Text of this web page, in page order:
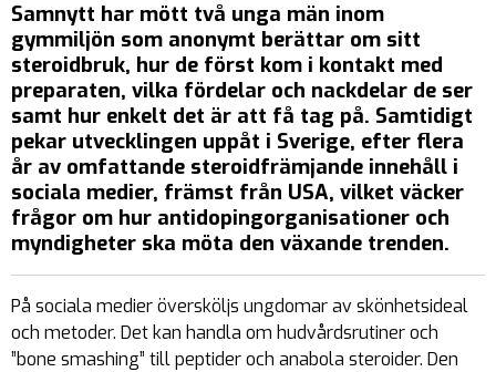
Samnytt har mött två unga män inom
gymmiljön som anonymt berättar om sitt
steroidbruk, hur de först kom i kontakt med
preparaten, vilka fördelar och nackdelar de ser
samt hur enkelt det är att få tag på. Samtidigt
pekar utvecklingen uppåt i Sverige, efter flera
år av omfattande steroidfrämjande innehåll i
sociala medier, främst från USA, vilket väcker
frågor om hur antidopingorganisationer och
myndigheter ska möta den växande trenden.
På sociala medier översköljs ungdomar av skönhetsideal
och metoder. Det kan handla om hudvårdsrutiner och
”bone smashing” till peptider och anabola steroider. Den